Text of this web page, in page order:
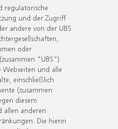
regulatorische
und der Zugriff
andere von der UBS
oder
"UBS")
und alle
einschließlich
(zusammen
diesem
allen anderen
Die hierin